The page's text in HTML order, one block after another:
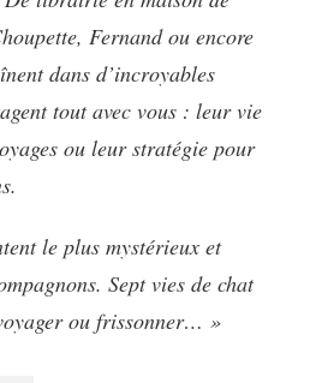
Fernand ou encore
dans d’incroyables
tout avec vous : leur vie
ou leur stratégie pour
le plus mystérieux et
Sept vies de chat
ou frissonner… »